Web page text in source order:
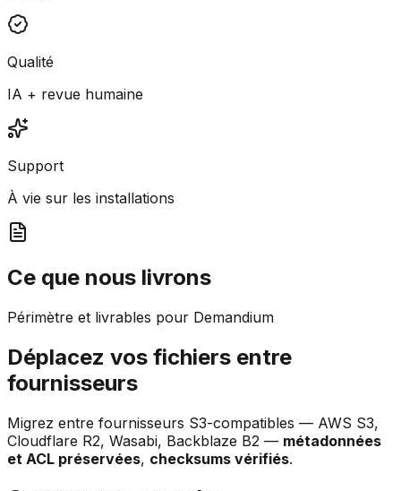
Qualité
IA + revue humaine
Support
À vie sur les installations
Ce que nous livrons
Périmètre et livrables pour Demandium
Déplacez vos fichiers entre
fournisseurs
Migrez entre fournisseurs S3-compatibles — AWS S3,
Cloudflare R2, Wasabi, Backblaze B2 — métadonnées
et ACL préservées, checksums vérifiés.